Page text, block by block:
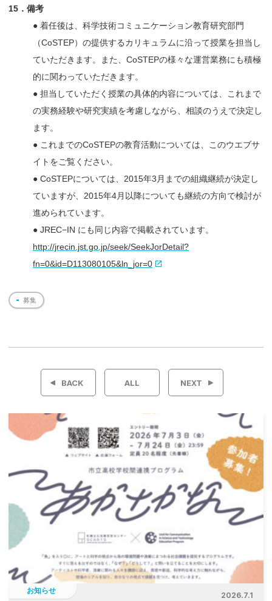
15．備考
● 着任後は、科学技術コミュニケーション教育研究部門
（CoSTEP）の提供するカリキュラムに沿って授業を担当し
ていただきます。また、CoSTEPの様々な運営業務にも積極
的に関わっていただきます。
● 担当していただく授業の具体的内容については、これまで
の実務経験や研究実績を考慮しながら、相談のうえで決定し
ます。
● これまでのCoSTEPの教育活動については、このウエブサ
イトをご覧ください。
● CoSTEPについては、2015年3月までの組織継続が決定し
ていますが、2015年4月以降についても継続の方向で検討が
進められています。
● JREC−IN にも同じ内容で掲載されています。
http://jrecin.jst.go.jp/seek/SeekJorDetail?
fn=0&id=D113080105&ln_jor=0
募集
投
ー
シ
ン
BACK ALL NEXT
お知らせ
2026.7.1